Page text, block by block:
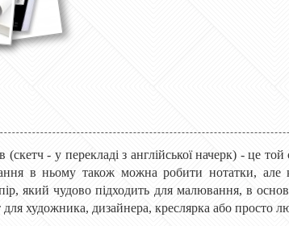
(скетч - у перекладі з англійської начерк) - це
в ньому також можна робити нотатки,
який чудово підходить для малювання, в
художника, дизайнера, креслярка або просто